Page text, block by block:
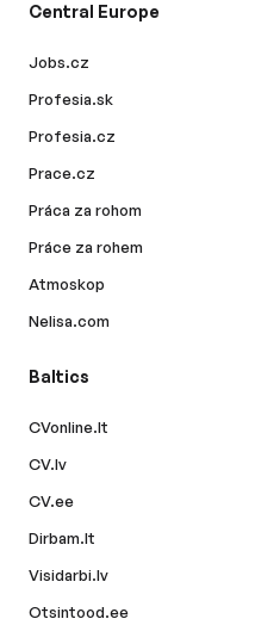
Central Europe
Jobs.cz
Profesia.sk
Profesia.cz
Prace.cz
Práca za rohom
Práce za rohem
Atmoskop
Nelisa.com
Baltics
CVonline.lt
CV.lv
CV.ee
Dirbam.lt
Visidarbi.lv
Otsintood.ee